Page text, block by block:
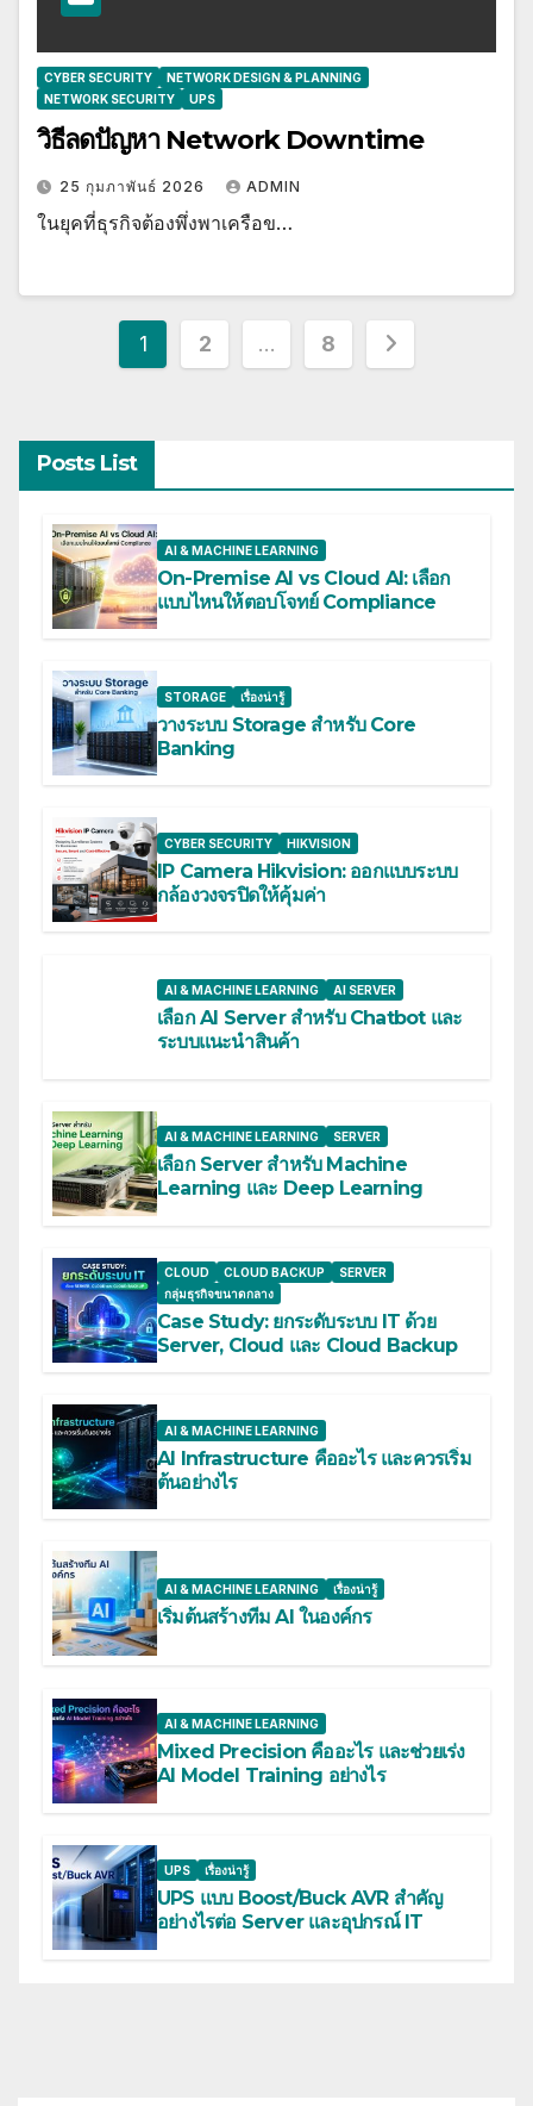
CYBER SECURITY
NETWORK DESIGN & PLANNING
NETWORK SECURITY
UPS
วิธีลดปัญหา Network Downtime
25 กุมภาพันธ์ 2026 ADMIN
ในยุคที่ธุรกิจต้องพึ่งพาเครือข…
Posts
1 2 … 8
Posts List
AI & MACHINE LEARNING
On-Premise AI vs Cloud AI: เลือก
แบบไหนให้ตอบโจทย์ Compliance
STORAGE เรื่องน่ารู้
วางระบบ Storage สำหรับ Core
Banking
CYBER SECURITY HIKVISION
IP Camera Hikvision: ออกแบบระบบ
กล้องวงจรปิดให้คุ้มค่า
AI & MACHINE LEARNING AI SERVER
เลือก AI Server สำหรับ Chatbot และ
ระบบแนะนำสินค้า
AI & MACHINE LEARNING SERVER
เลือก Server สำหรับ Machine
Learning และ Deep Learning
CLOUD CLOUD BACKUP
SERVER
กลุ่มธุรกิจขนาดกลาง
Case Study: ยกระดับระบบ IT ด้วย
Server, Cloud และ Cloud Backup
AI & MACHINE LEARNING
AI Infrastructure คืออะไร และควรเริ่ม
ต้นอย่างไร
AI & MACHINE LEARNING เรื่องน่ารู้
เริ่มต้นสร้างทีม AI ในองค์กร
AI & MACHINE LEARNING
Mixed Precision คืออะไร และช่วยเร่ง
AI Model Training อย่างไร
UPS เรื่องน่ารู้
UPS แบบ Boost/Buck AVR สำคัญ
อย่างไรต่อ Server และอุปกรณ์ IT